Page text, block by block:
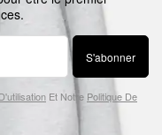
S'abonner
Et Notre Politique De